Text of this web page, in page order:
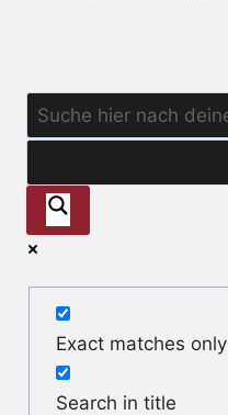
Exact matches only
Search in title